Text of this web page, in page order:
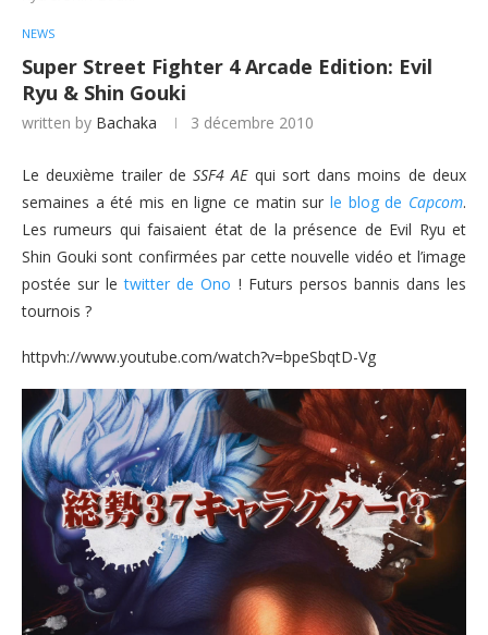
NEWS
Super Street Fighter 4 Arcade Edition: Evil
Ryu & Shin Gouki
written by Bachaka 3 décembre 2010
Le deuxième trailer deSSF4 AEqui sort dans moins de deux
semaines a été mis en ligne ce matin sur le blog de Capcom.
Les rumeurs qui faisaient état de la présence de Evil Ryu et
Shin Gouki sont confirmées par cette nouvelle vidéo et l’image
postée sur letwitter de Ono ! Futurs persos bannis dans les
tournois ?
httpvh://www.youtube.com/watch?v=bpeSbqtD-Vg